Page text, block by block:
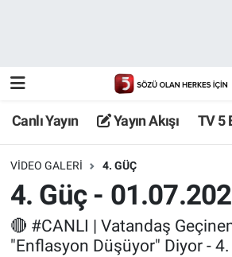
Canlı Yayın Yayın Akışı TV 5
VIDEO GALERI 4. GÜÇ
4. Güç -
🔴 #CANLI | Vatandaş
"Enflasyon Düşüyor" Diyor -
TV 5 Ekranı ve Arşiv